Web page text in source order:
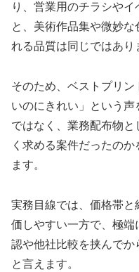
り、営業用のチラシや
と、美術作品集や微妙
れる品質は同じではあり
そのため、ベストプリ
いのにきれい」という
ではなく、業務配布物
く求める案件だったの
ます。
実務目線では、価格帯
価しやすい一方で、極
認や他社比較を挟んで
と言えます。